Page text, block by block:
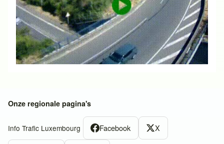
Onze regionale pagina's
Info Trafic Luxembourg Facebook X